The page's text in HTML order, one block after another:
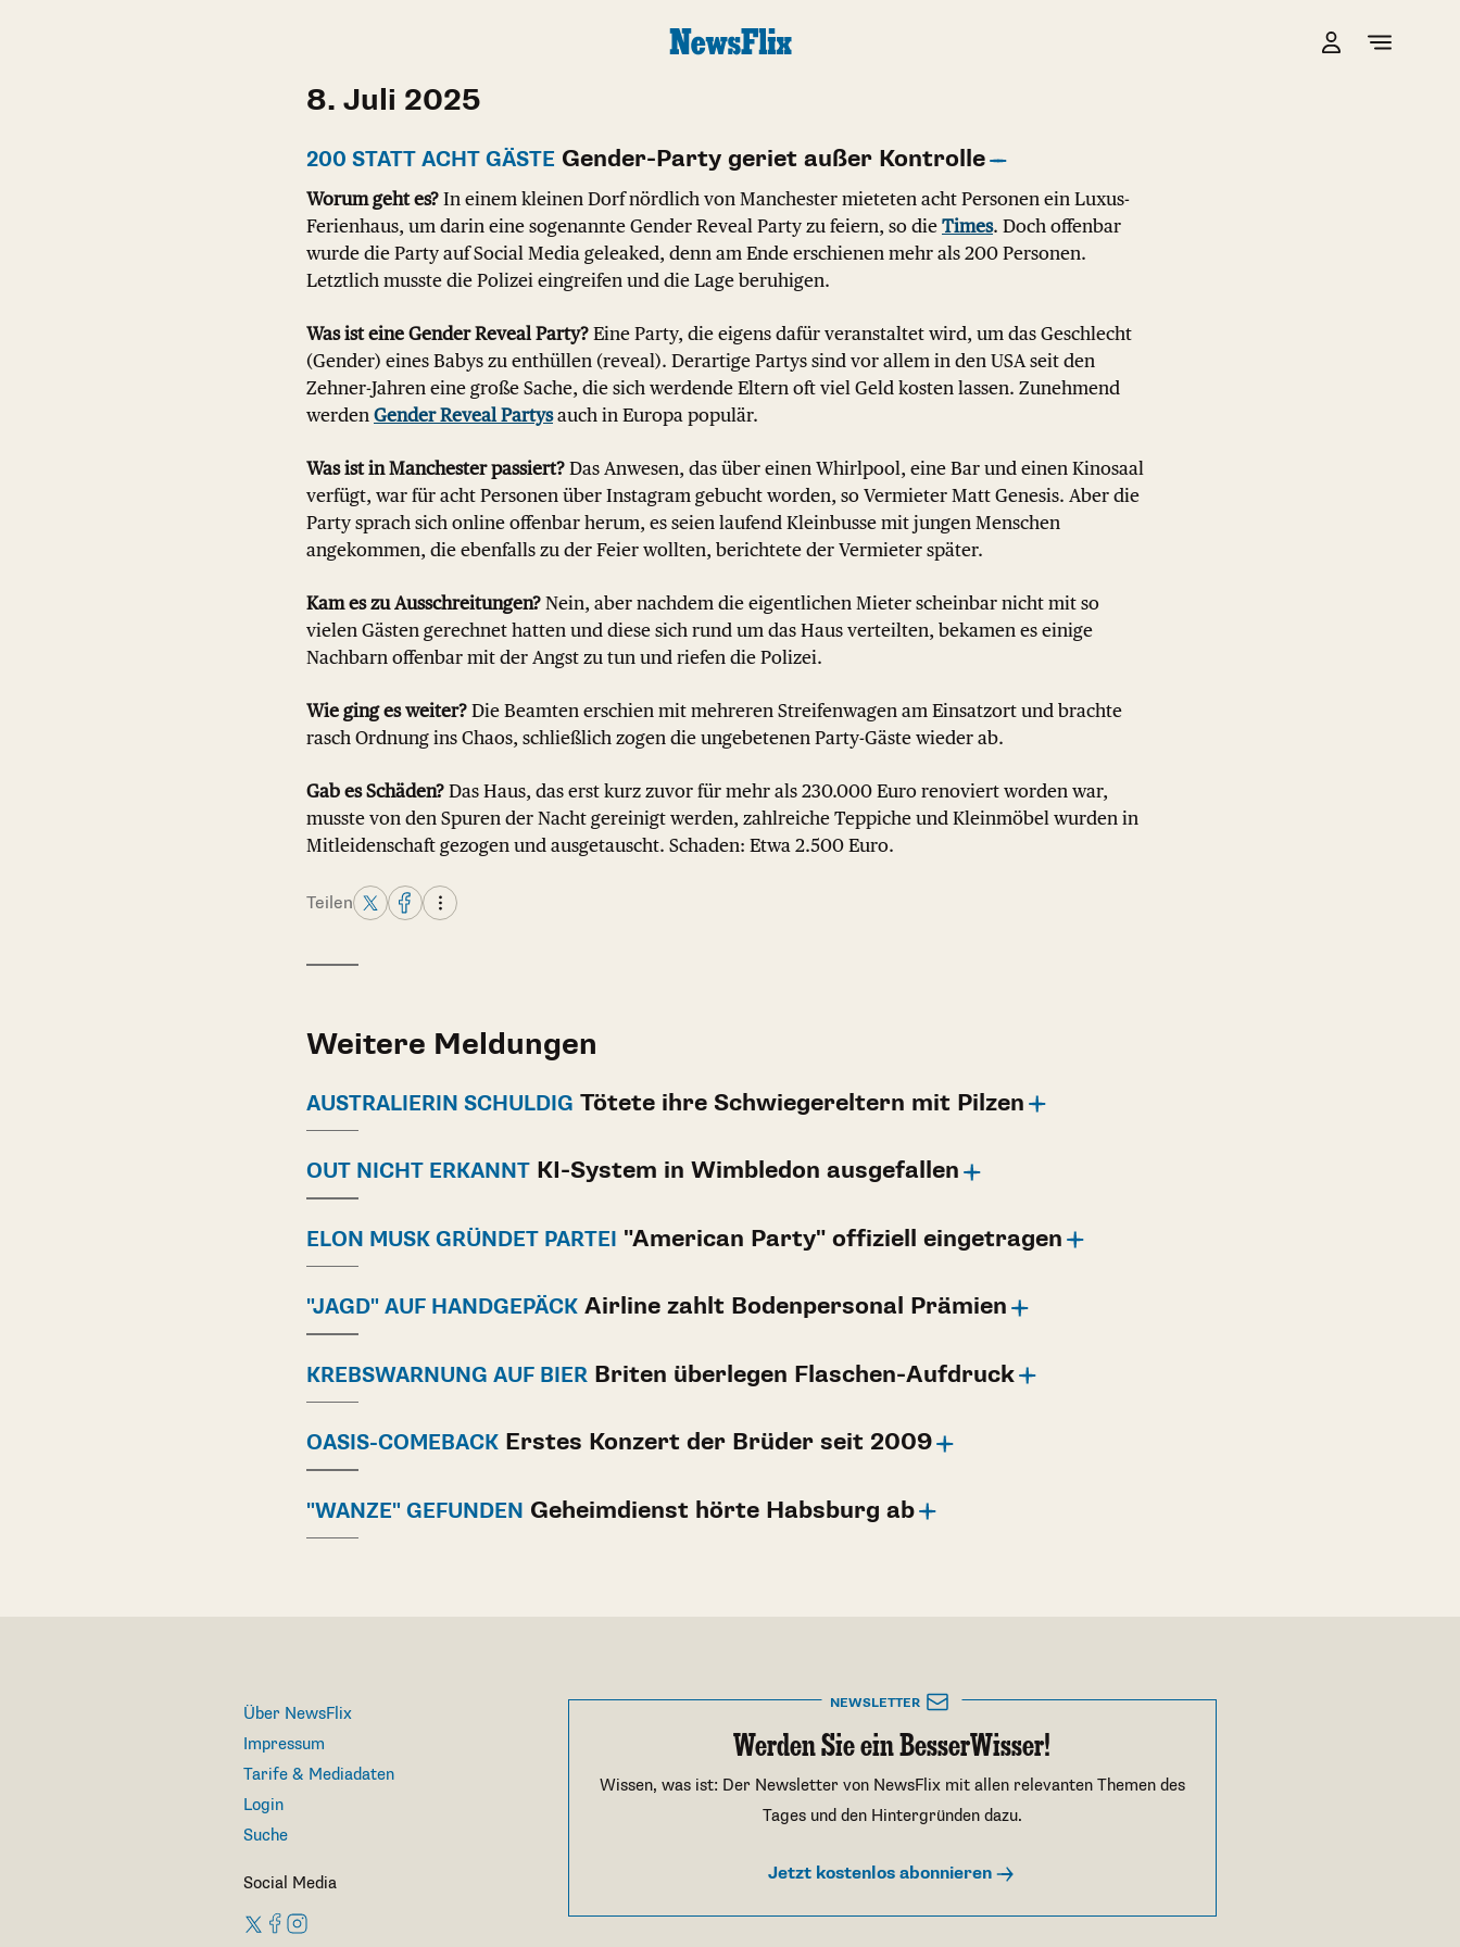
8. Juli 2025
200 STATT ACHT GÄSTE Gender-Party geriet außer Kontrolle
Worum geht es? In einem kleinen Dorf nördlich von Manchester mieteten acht Personen ein Luxus-
Ferienhaus, um darin eine sogenannte Gender Reveal Party zu feiern, so die Times. Doch offenbar
wurde die Party auf Social Media geleaked, denn am Ende erschienen mehr als 200 Personen.
Letztlich musste die Polizei eingreifen und die Lage beruhigen.
Was ist eine Gender Reveal Party? Eine Party, die eigens dafür veranstaltet wird, um das Geschlecht
(Gender) eines Babys zu enthüllen (reveal). Derartige Partys sind vor allem in den USA seit den
Zehner-Jahren eine große Sache, die sich werdende Eltern oft viel Geld kosten lassen. Zunehmend
werden Gender Reveal Partysauch in Europa populär.
Was ist in Manchester passiert? Das Anwesen, das über einen Whirlpool, eine Bar und einen Kinosaal
verfügt, war für acht Personen über Instagram gebucht worden, so Vermieter Matt Genesis. Aber die
Party sprach sich online offenbar herum, es seien laufend Kleinbusse mit jungen Menschen
angekommen, die ebenfalls zu der Feier wollten, berichtete der Vermieter später.
Kam es zu Ausschreitungen? Nein, aber nachdem die eigentlichen Mieter scheinbar nicht mit so
vielen Gästen gerechnet hatten und diese sich rund um das Haus verteilten, bekamen es einige
Nachbarn offenbar mit der Angst zu tun und riefen die Polizei.
Wie ging es weiter? Die Beamten erschien mit mehreren Streifenwagen am Einsatzort und brachte
rasch Ordnung ins Chaos, schließlich zogen die ungebetenen Party-Gäste wieder ab.
Gab es Schäden? Das Haus, das erst kurz zuvor für mehr als 230.000 Euro renoviert worden war,
musste von den Spuren der Nacht gereinigt werden, zahlreiche Teppiche und Kleinmöbel wurden in
Mitleidenschaft gezogen und ausgetauscht. Schaden: Etwa 2.500 Euro.
Teilen
Weitere Meldungen
AUSTRALIERIN SCHULDIG Tötete ihre Schwiegereltern mit Pilzen
OUT NICHT ERKANNT KI-System in Wimbledon ausgefallen
ELON MUSK GRÜNDET PARTEI "American Party" offiziell eingetragen
"JAGD" AUF HANDGEPÄCK Airline zahlt Bodenpersonal Prämien
KREBSWARNUNG AUF BIER Briten überlegen Flaschen-Aufdruck
OASIS-COMEBACK Erstes Konzert der Brüder seit 2009
"WANZE" GEFUNDEN Geheimdienst hörte Habsburg ab
Über NewsFlix
Impressum
Tarife & Mediadaten
Login
Suche
Social Media
NEWSLETTER
Werden Sie ein BesserWisser!
Wissen, was ist: Der Newsletter von NewsFlix mit allen relevanten Themen des
Tages und den Hintergründen dazu.
Jetzt kostenlos abonnieren